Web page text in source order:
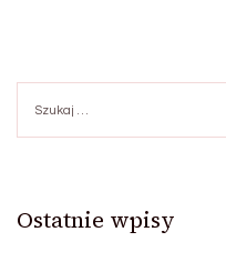
Ostatnie wpisy